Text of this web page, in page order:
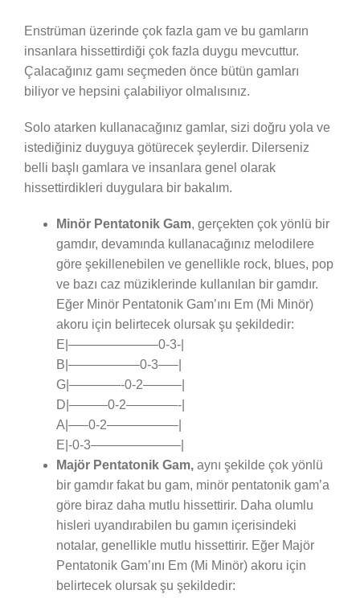
Enstrüman üzerinde çok fazla gam ve bu gamların
insanlara hissettirdiği çok fazla duygu mevcuttur.
Çalacağınız gamı seçmeden önce bütün gamları
biliyor ve hepsini çalabiliyor olmalısınız.
Solo atarken kullanacağınız gamlar, sizi doğru yola ve
istediğiniz duyguya götürecek şeylerdir. Dilerseniz
belli başlı gamlara ve insanlara genel olarak
hissettirdikleri duygulara bir bakalım.
Minör Pentatonik Gam, gerçekten çok yönlü bir
gamdır, devamında kullanacağınız melodilere
göre şekillenebilen ve genellikle rock, blues, pop
ve bazı caz müziklerinde kullanılan bir gamdır.
Eğer Minör Pentatonik Gam’ını Em (Mi Minör)
akoru için belirtecek olursak şu şekildedir:
E|———————0-3-|
B|—————–0-3—–|
G|————-0-2———|
D|———0-2————-|
A|—–0-2—————–|
E|-0-3———————|
Majör Pentatonik Gam, aynı şekilde çok yönlü
bir gamdır fakat bu gam, minör pentatonik gam’a
göre biraz daha mutlu hissettirir. Daha olumlu
hisleri uyandırabilen bu gamın içerisindeki
notalar, genellikle mutlu hissettirir. Eğer Majör
Pentatonik Gam’ını Em (Mi Minör) akoru için
belirtecek olursak şu şekildedir: